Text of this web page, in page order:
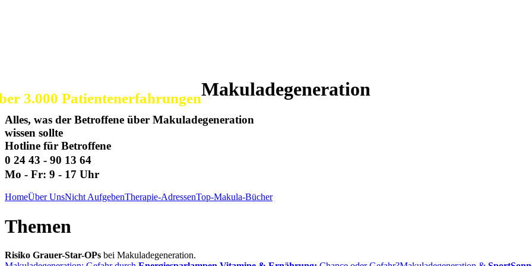
3.000 PatientenerfahrungenMakuladegeneration
Alles, was der Betroffene über Makuladegeneration
wissen sollte
Hotline für Betroffene
0 24 43 - 90 13 64
Mo - Fr: 9 - 17 Uhr
HomeÜber UnsNicht AufgebenTherapie-AdressenTop-Makula-Bücher
Themen
Risiko Grauer-Star-OPs bei Makuladegeneration.